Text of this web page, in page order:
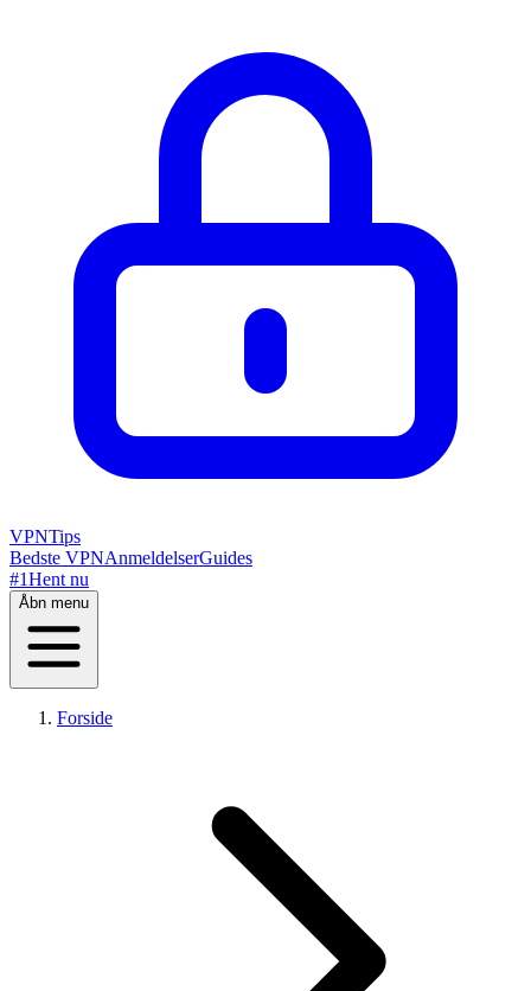
VPNTips
Bedste VPNAnmeldelserGuides
#1Hent nu
Åbn menu
Forside